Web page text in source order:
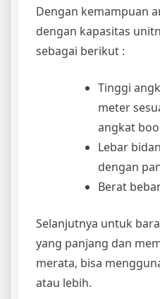
Dengan kemampuan
dengan kapasitas
sebagai berikut :
Tinggi
meter
angkat
Lebar
dengan
Berat
Selanjutnya untuk
yang panjang dan
merata, bisa
atau lebih.